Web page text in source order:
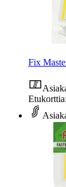
Fix
Etukorttia: